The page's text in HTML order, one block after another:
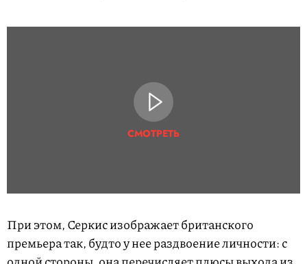
СМОТРЕТЬ
При этом, Серкис изображает британского
премьера так, будто у нее раздвоение личности: с